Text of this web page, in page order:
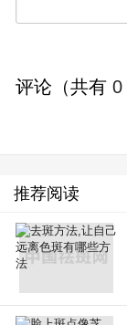
评论（共有 0
推荐阅读